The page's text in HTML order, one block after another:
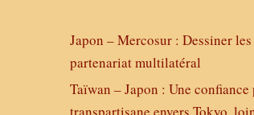
Japon – Mercosur : Dessiner
partenariat multilatéral
Taïwan – Japon : Une